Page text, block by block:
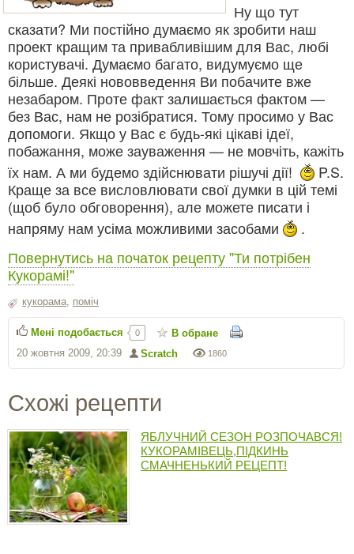
Ну що тут
сказати? Ми постійно думаємо як зробити наш
проект кращим та привабливішим для Вас, любі
користувачі. Думаємо багато, видумуємо ще
більше. Деякі нововведення Ви побачите вже
незабаром. Проте факт залишається фактом —
без Вас, нам не розібратися. Тому просимо у Вас
допомоги. Якщо у Вас є будь-які цікаві ідеї,
побажання, може зауваження — не мовчіть, кажіть
їх нам. А ми будемо здійснювати рішучі дії!
P.S.
Краще за все висловлювати свої думки в цій темі
(щоб було обговорення), але можете писати і
напряму нам усіма можливими засобами
.
Повернутись на початок рецепту "Ти потрібен
Кукорамі!"
кукорама, поміч
1860
Scratch
20 жовтня 2009, 20:39
Мені подобається 0 В обране
Схожі рецепти
ЯБЛУЧНИЙ СЕЗОН РОЗПОЧАВСЯ!
КУКОРАМІВЕЦЬ,ПІДКИНЬ
СМАЧНЕНЬКИЙ РЕЦЕПТ!